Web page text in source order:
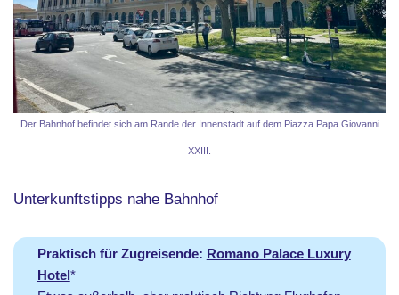
Der Bahnhof befindet sich am Rande der Innenstadt auf dem Piazza Papa Giovanni
XXIII.
Unterkunftstipps nahe Bahnhof
Praktisch für Zugreisende: Romano Palace Luxury
Hotel*